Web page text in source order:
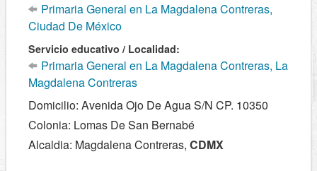
Primaria General en La Magdalena Contreras,
Ciudad De México
Servicio educativo / Localidad:
Primaria General en La Magdalena Contreras, La
Magdalena Contreras
Domicilio: Avenida Ojo De Agua S/N CP. 10350
Colonia: Lomas De San Bernabé
Alcaldia: Magdalena Contreras, CDMX